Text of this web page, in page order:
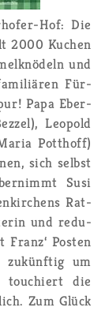
Hof: Die
2000 Ku­chen
und
Für­
Papa Eber­
Leo­pold
Pott­hoff)
sich selbst
Susi
Rat­
und re­du­
Pos­ten
zu­künf­tig um
tou­chiert die
Zum Glück